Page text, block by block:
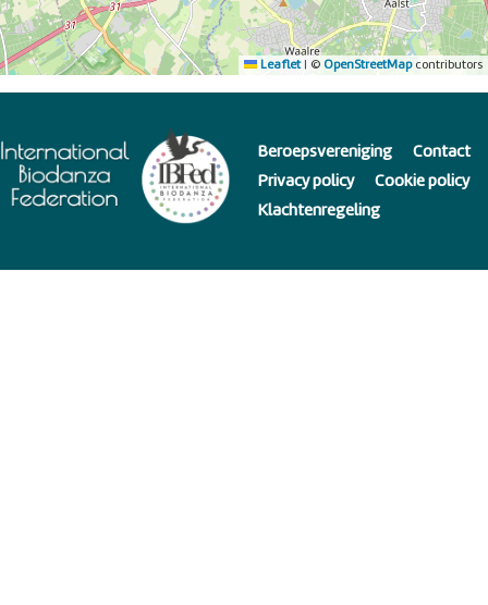
Leaflet © OpenStreetMapcontributors
Beroepsvereniging
Contact
Privacy policy
Cookie policy
Klachtenregeling